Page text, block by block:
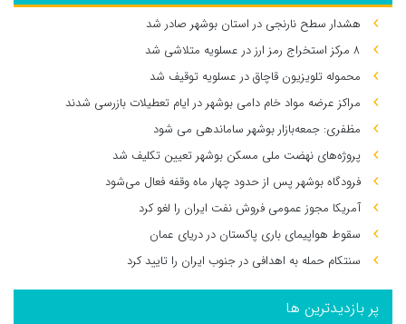
هشدار سطح نارنجی در استان بوشهر صادر شد
۸ مرکز استخراج رمز ارز در عسلویه متلاشی شد
محموله تلویزیون قاچاق در عسلویه توقیف شد
مراکز عرضه مواد خام دامی بوشهر در ایام تعطیلات بازرسی شدند
مظفری: جمعه‌بازار بوشهر ساماندهی می‌ شود
پروژه‌های نهضت ملی مسکن بوشهر تعیین تکلیف شد
فرودگاه بوشهر پس از حدود چهار ماه وقفه فعال می‌شود
آمریکا مجوز عمومی فروش نفت ایران را لغو کرد
سقوط هواپیمای باری پاکستان در دریای عمان
سنتکام حمله به اهدافی در جنوب ایران را تایید کرد
پر بازدیدترین ها